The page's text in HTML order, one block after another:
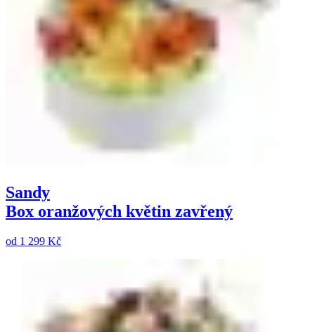
Sandy
Box oranžových květin zavřený
od 1 299 Kč